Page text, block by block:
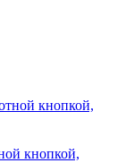
кнопкой,